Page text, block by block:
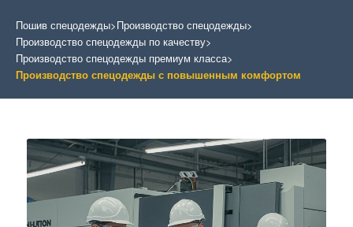
Пошив спецодежды>Производство спецодежды>
Производство спецодежды по качеству>
Производство спецодежды премиум класса>
Производство спецодежды с повышенным комфортом